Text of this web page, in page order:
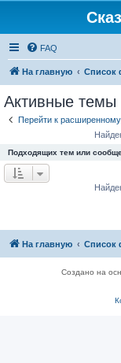
FAQ
На главную Список
Активные темы
Перейти к
Подходящих тем или
На главную Список
Создано на